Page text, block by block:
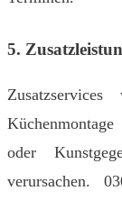
5.
Zusatzservices
oder
verursachen.